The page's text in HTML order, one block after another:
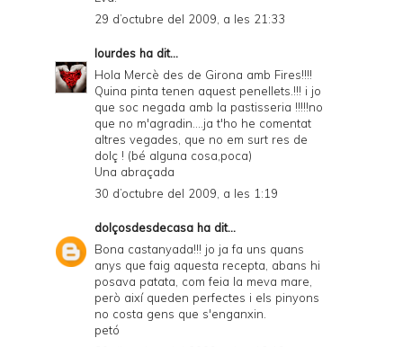
29 d’octubre del 2009, a les 21:33
lourdes ha dit...
Hola Mercè des de Girona amb Fires!!!!
Quina pinta tenen aquest penellets.!!! i jo
que soc negada amb la pastisseria !!!!!no
que no m'agradin....ja t'ho he comentat
altres vegades, que no em surt res de
dolç ! (bé alguna cosa,poca)
Una abraçada
30 d’octubre del 2009, a les 1:19
dolçosdesdecasa ha dit...
Bona castanyada!!! jo ja fa uns quans
anys que faig aquesta recepta, abans hi
posava patata, com feia la meva mare,
però així queden perfectes i els pinyons
no costa gens que s'enganxin.
petó